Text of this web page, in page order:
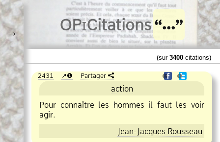
→ OPiCitations
(sur 3400 citations)
2431 ❶ Partager ❶ ❶
action
Pour connaître les hommes il faut les voir
agir.
Jean Jacques Rousseau